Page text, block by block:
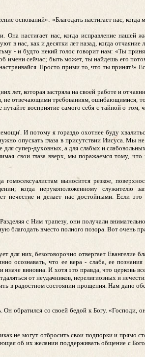
оснований»: «Благодать настигает нас, когда
Она настигает нас, когда исправление нашей
в нас, как и десятки лет назад, когда отчаяние
- и будто некий голос говорит нам: «Ты
имени сейчас; быть может, ты найдешь его
Просто прими то, что ты принят!»
лет, которая застряла на своей работе и
не отвечающими требованиям, ошибающимися,
восприятие самого себя с тайной о том,
И потому я гораздо охотнее буду
опускать глаза в присутствии Иисуса. Мы
супер-духовных, а для слабых и
свои глаза вверх, мы поражаемся тому, что
гомосексуалистам выносится резкое,
когда нерукоположенному служителю
нечестие и делает нас достойными. Если
с Ним трапезу, они получали
благодать вместо полного позора. Вот очень
них, безоговорочно отвергает Евангелие
осознавать, что ее вера - слаба, ее
виновна. И хотя это правда, что церковь
от неудачников, нерелигиозных и
в радостном состоянии прощения. Нам дано
обратился со своей бедой к Богу. «Господи,
не могут отбросить свои подпорки и прямо
об их желании поддерживать общение с